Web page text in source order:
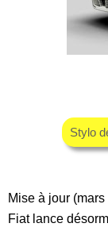
Stylo
Mise à jour
Fiat lance